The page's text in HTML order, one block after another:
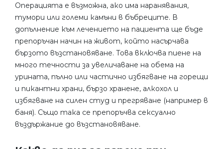
Операцията е възможна, ако има наранявания,
тумори или големи камъни в бъбреците. В
допълнение към лечението на пациента ще бъде
препоръчан начин на живот, който насърчава
бързото възстановяване. Това включва пиене на
много течности за увеличаване на обема на
урината, пълно или частично избягване на горещи
и пикантни храни, бързо хранене, алкохол и
избягване на силен студ и прегряване (например в
баня). Също така се препоръчва сексуално
въздържание до възстановяване.